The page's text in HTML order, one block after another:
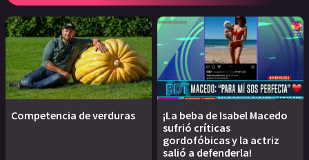
Competencia de verduras
¡La beba de Isabel Macedo
sufrió críticas
gordofóbicas y la actriz
salió a defenderla!